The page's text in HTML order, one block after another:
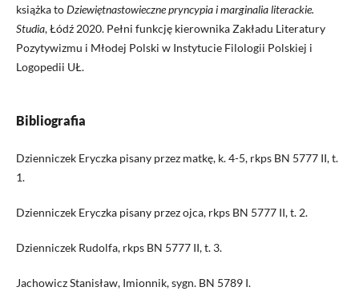
książka toDziewiętnastowieczne pryncypia i marginalia literackie.
Studia, Łódź 2020. Pełni funkcję kierownika Zakładu Literatury
Pozytywizmu i Młodej Polski w Instytucie Filologii Polskiej i
Logopedii UŁ.
Bibliografia
Dzienniczek Eryczka pisany przez matkę, k. 4-5, rkps BN 5777 II, t.
1.
Dzienniczek Eryczka pisany przez ojca, rkps BN 5777 II, t. 2.
Dzienniczek Rudolfa, rkps BN 5777 II, t. 3.
Jachowicz Stanisław, Imionnik, sygn. BN 5789 I.